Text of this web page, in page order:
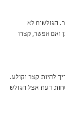
הגולשים לא
ואם אפשר, קצרו
להיות קצר וקולע.
דעת אצל הגולש